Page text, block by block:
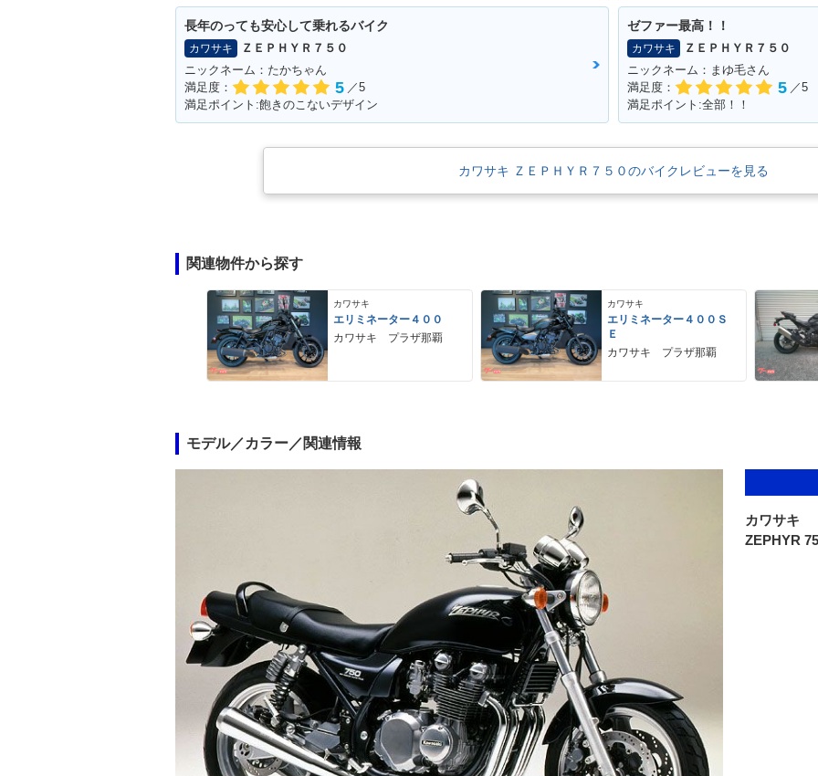
長年のっても安心して乗れるバイク
カワサキ
ＺＥＰＨＹＲ７５０
ニックネーム：たかちゃん
満足度：
5 ／5
満足ポイント:飽きのこないデザイン
ゼファー最高！！
カワサキ
ＺＥＰＨＹＲ７５０
ニックネーム：まゆ毛さん
満足度：
5 ／5
満足ポイント:全部！！
カワサキ ＺＥＰＨＹＲ７５０のバイクレビューを見る
関連物件から探す
カワサキ
エリミネーター４００
カワサキ プラザ那覇
カワサキ
エリミネーター４００Ｓ
Ｅ
カワサキ プラザ那覇
モデル／カラー／関連情報
カワサキ
ZEPHYR